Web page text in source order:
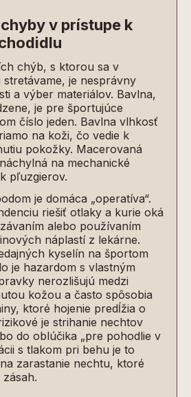
v prístupe k
chýb, s ktorou sa v
je nesprávny
a výber materiálov. Bavlna,
je pre športujúce
číslo jeden. Bavlna vlhkosť
na koži, čo vedie k
pokožky. Macerovaná
na mechanické
pľuzgierov.
je domáca „operatíva“.
riešiť otlaky a kurie oká
alebo používaním
náplastí z lekárne.
kyselín na športom
je hazardom s vlastným
nerozlišujú medzi
kožou a často spôsobia
ktoré hojenie predĺžia o
je strihanie nechtov
do oblúčika „pre pohodlie v
s tlakom pri behu je to
zarastanie nechtu, ktoré